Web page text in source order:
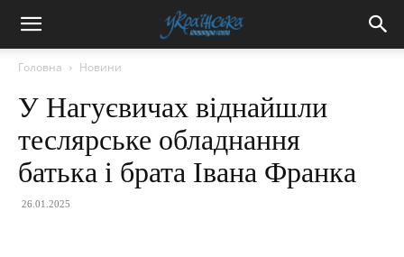
Головна Новини
У Нагуєвичах віднайшли
теслярське обладнання
батька і брата Івана Франка
26.01.2025